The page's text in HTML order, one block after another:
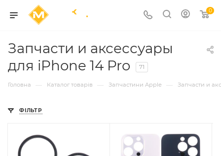
0
Запчасти и аксессуары
для iPhone 14 Pro
71
Головна — Каталог товарів — Запчастини Apple — Запчасти и
ФІЛЬТР